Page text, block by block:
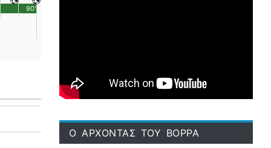
90'
Ο ΑΡΧΟΝΤΑΣ ΤΟΥ ΒΟΡΡΑ